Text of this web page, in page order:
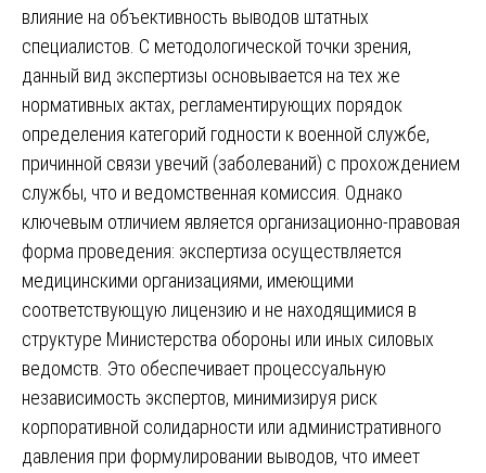
влияние на объективность выводов штатных
специалистов. С методологической точки зрения,
данный вид экспертизы основывается на тех же
нормативных актах, регламентирующих порядок
определения категорий годности к военной службе,
причинной связи увечий (заболеваний) с прохождением
службы, что и ведомственная комиссия. Однако
ключевым отличием является организационно-правовая
форма проведения: экспертиза осуществляется
медицинскими организациями, имеющими
соответствующую лицензию и не находящимися в
структуре Министерства обороны или иных силовых
ведомств. Это обеспечивает процессуальную
независимость экспертов, минимизируя риск
корпоративной солидарности или административного
давления при формулировании выводов, что имеет